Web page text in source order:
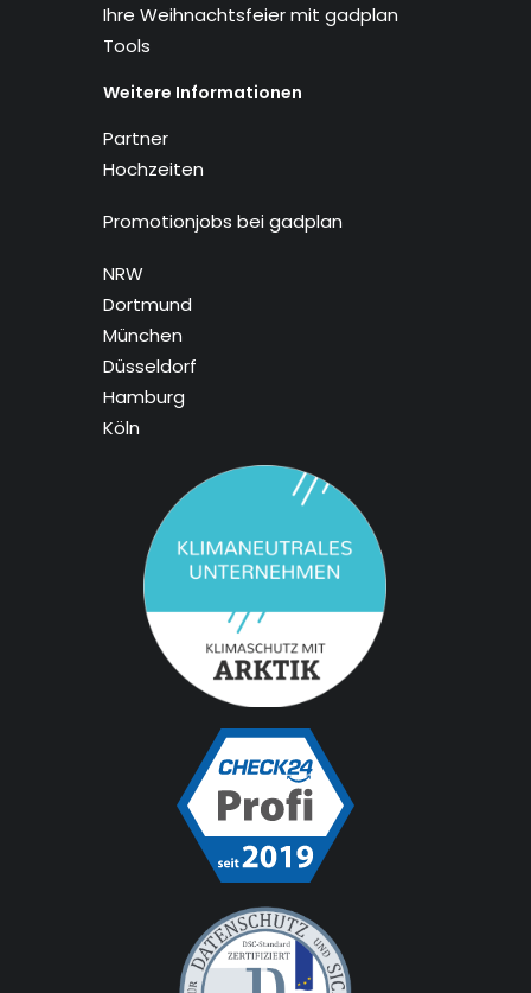
Ihre Weihnachtsfeier mit gadplan
Tools
Weitere Informationen
Partner
Hochzeiten
Promotionjobs bei gadplan
NRW
Dortmund
München
Düsseldorf
Hamburg
Köln